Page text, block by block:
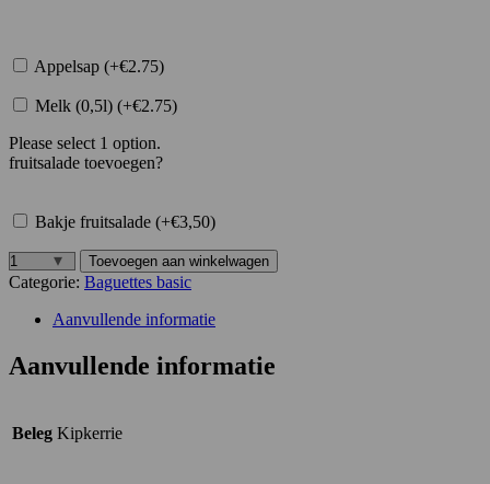
Appelsap (+€2.75)
Melk (0,5l) (+€2.75)
Please select 1 option.
fruitsalade toevoegen?
Bakje fruitsalade (+€3,50)
Baguette
rustiek
salade
Toevoegen aan winkelwagen
Categorie: Baguettes basic
Aanvullende informatie
Aanvullende informatie
Beleg Kipkerrie